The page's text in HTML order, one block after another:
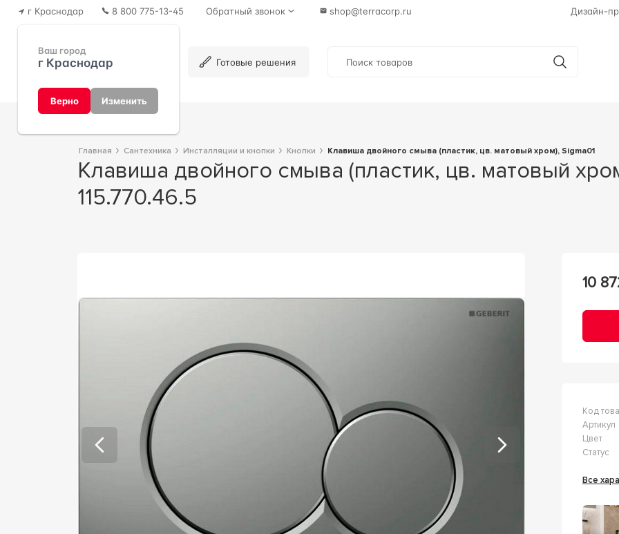
г Краснодар
Ваш город
г Краснодар
Верно Изменить
8 800 775-13-45 Обратный звонок shop@terracorp.ru Дизайн-
Готовые решения
Главная Сантехника Инсталляции и кнопки Кнопки Клавиша двойного смыва (пластик, цв. матовый хром), Sigma01
Клавиша двойного смыва (пластик, цв. матовый хром), ZZ Geberit Sigma01
115.770.46.5
10
Код
Артикул
Цвет
Статус
Все